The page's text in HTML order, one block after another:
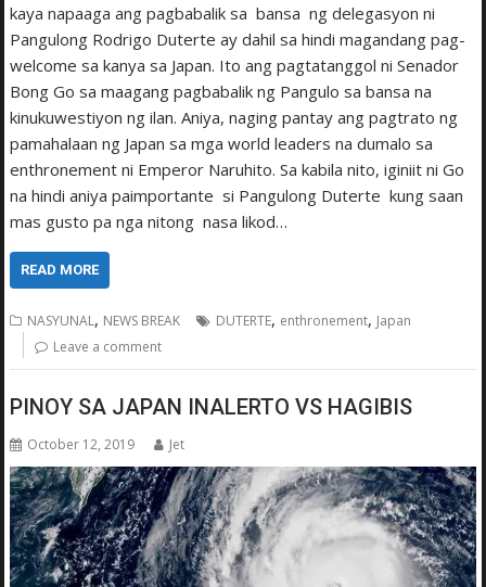
kaya napaaga ang pagbabalik sa bansa ng delegasyon ni
Pangulong Rodrigo Duterte ay dahil sa hindi magandang pag-
welcome sa kanya sa Japan. Ito ang pagtatanggol ni Senador
Bong Go sa maagang pagbabalik ng Pangulo sa bansa na
kinukuwestiyon ng ilan. Aniya, naging pantay ang pagtrato ng
pamahalaan ng Japan sa mga world leaders na dumalo sa
enthronement ni Emperor Naruhito. Sa kabila nito, iginiit ni Go
na hindi aniya paimportante si Pangulong Duterte kung saan
mas gusto pa nga nitong nasa likod…
READ MORE
NASYUNAL, NEWS BREAK DUTERTE, enthronement, Japan
Leave a comment
PINOY SA JAPAN INALERTO VS HAGIBIS
October 12, 2019 Jet